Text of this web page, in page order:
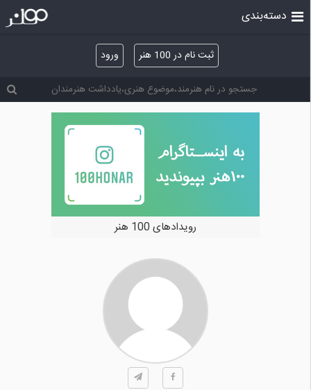
ثبت نام در 100 هنر ورود
دسته‌بندی
رویدادهای 100 هنر